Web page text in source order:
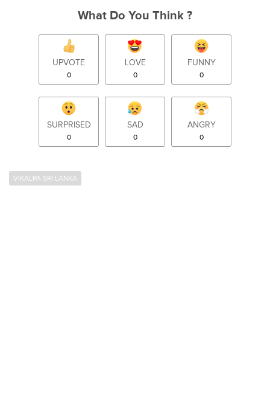
What Do You Think ?
UPVOTE
0
LOVE
0
FUNNY
0
SURPRISED
0
SAD
0
ANGRY
0
VIKALPA SRI LANKA